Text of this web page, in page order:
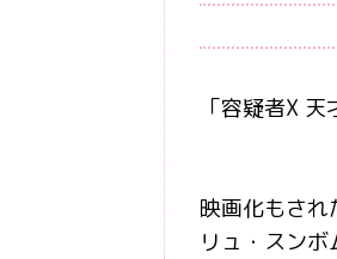
「容疑者X
映画化もされ
リュ・スンボ